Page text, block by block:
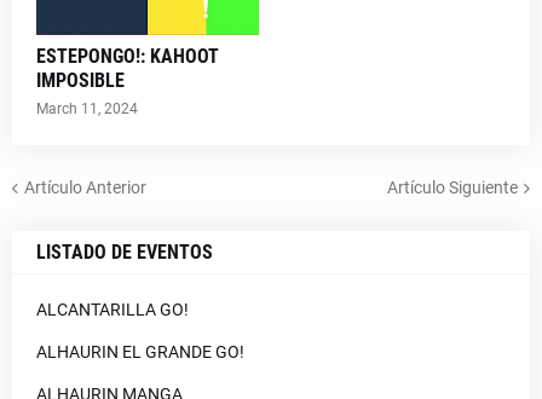
ESTEPONGO!: KAHOOT
IMPOSIBLE
March 11, 2024
Artículo Anterior Artículo Siguiente
LISTADO DE EVENTOS
ALCANTARILLA GO!
ALHAURIN EL GRANDE GO!
ALHAURIN MANGA